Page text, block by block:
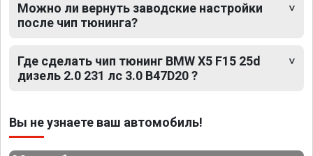
Можно ли вернуть заводские настройки
после чип тюнинга?
Где сделать чип тюнинг BMW X5 F15 25d
дизель 2.0 231 лс 3.0 B47D20 ?
Вы не узнаете ваш автомобиль!